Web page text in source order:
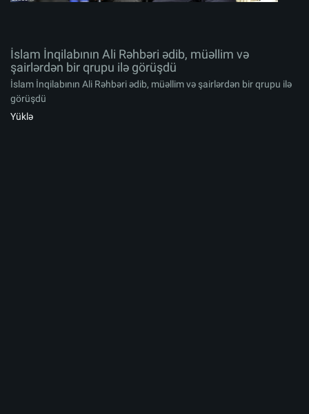
İslam İnqilabının Ali Rəhbəri ədib, müəllim və
şairlərdən bir qrupu ilə görüşdü
İslam İnqilabının Ali Rəhbəri ədib, müəllim və şairlərdən bir qrupu ilə
görüşdü
Yüklə